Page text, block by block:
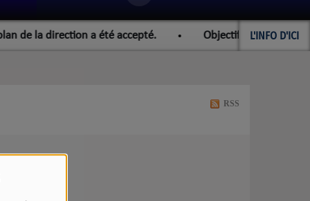
L'INFO D'ICI
la direction a été accepté. Objectif Paraguay et
RSS